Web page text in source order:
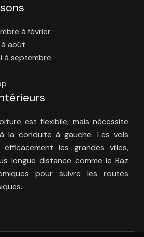
à février
à août
à septembre
est flexibile, mais nécessite
la conduite à gauche. Les vols
les grandes villes,
longue distance comme le Baz
pour suivre les routes